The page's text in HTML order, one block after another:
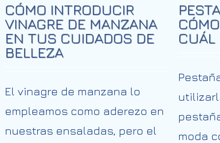
CÓMO INTRODUCIR
VINAGRE DE MANZANA
EN TUS CUIDADOS DE
BELLEZA
El vinagre de manzana lo
empleamos como aderezo en
nuestras ensaladas, pero el
CUÁL
moda